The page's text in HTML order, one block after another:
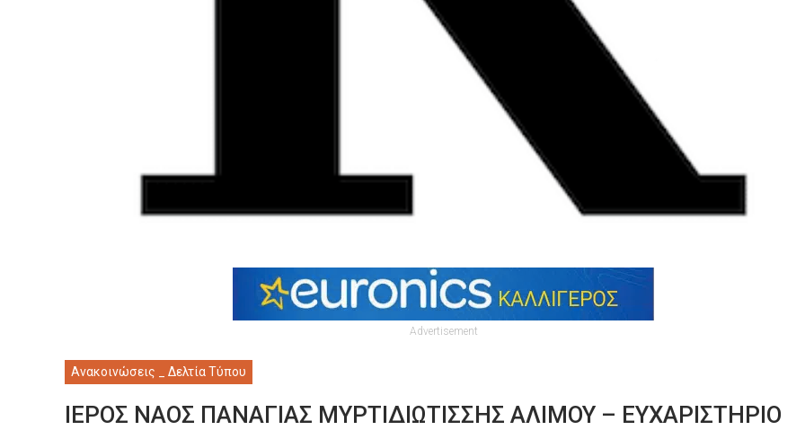
Advertisement
Ανακοινώσεις _ Δελτία Τύπου
ΙΕΡΟΣ ΝΑΟΣ ΠΑΝΑΓΙΑΣ ΜΥΡΤΙΔΙΩΤΙΣΣΗΣ ΑΛΙΜΟΥ – ΕΥΧΑΡΙΣΤΗΡΙΟ